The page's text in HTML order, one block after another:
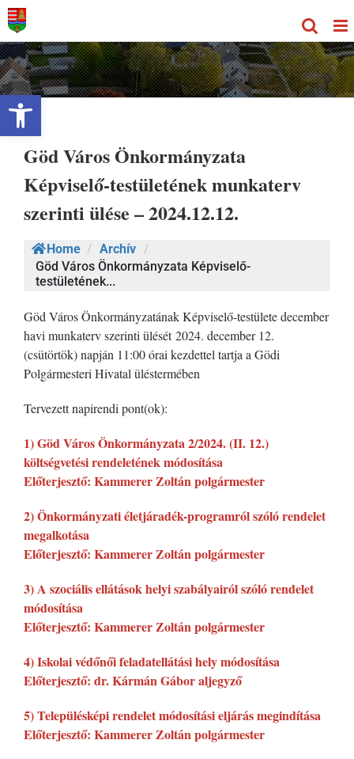
Eszköztár megnyitása
Kihagyás
Göd Város Önkormányzata
Képviselő-testületének munkaterv
szerinti ülése – 2024.12.12.
Home / Archív /
Göd Város Önkormányzata Képviselő-
testületének...
Göd Város Önkormányzatának Képviselő-testülete december
havi munkaterv szerinti ülését 2024. december 12.
(csütörtök) napján 11:00 órai kezdettel tartja a Gödi
Polgármesteri Hivatal üléstermében
Tervezett napirendi pont(ok):
1) Göd Város Önkormányzata 2/2024. (II. 12.)
költségvetési rendeletének módosítása
Előterjesztő: Kammerer Zoltán polgármester
2) Önkormányzati életjáradék-programról szóló rendelet
megalkotása
Előterjesztő: Kammerer Zoltán polgármester
3) A szociális ellátások helyi szabályairól szóló rendelet
módosítása
Előterjesztő: Kammerer Zoltán polgármester
4) Iskolai védőnői feladatellátási hely módosítása
Előterjesztő: dr. Kármán Gábor aljegyző
5) Településképi rendelet módosítási eljárás megindítása
Előterjesztő: Kammerer Zoltán polgármester